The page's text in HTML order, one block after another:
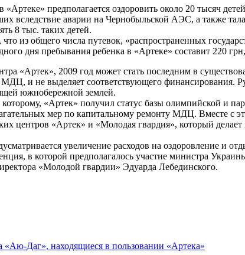
предполагается оздоровить около 20 тысяч
вследствие аварии на Чернобыльской АЭС, а также
8 тыс. таких детей.
из общего числа путевок, «распространенных
дня пребывания ребенка в «Артеке» составит 220
«Артек», 2009 год может стать последним в
и не выделяет соответствующего финансирования.
южнобережной землей.
«Артек» получил статус базы олимпийской и
мер по капитальному ремонту МДЦ. Вместе с
центров «Артек» и «Молодая гвардия», который
увеличение расходов на оздоровление и
в которой предполагалось участие министра
«Молодой гвардии» Эдуарда Лебединского.
«Аю-Даг», находящиеся в пользовании «Артека»